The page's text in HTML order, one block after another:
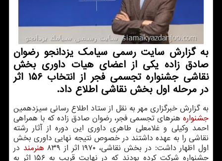
به گزارش سایت رسمی سیامک یزدانجو رضوان
صادق زاده یکی از اعضای هیات داوری بخش
نقاشی جشنواره تجسمی فجر از انتخاب ۱۵۶ اثر
در مرحله اول بخش نقاشی اطلاع داد.
به گزارش خبرگزاری‬ مهر‬ به نقل‬ از‬ ستاد اطلاع رسانی سیزدهمین
جشنواره هنرهای تجسمی فجر، رضوان صادق زاده که با همراهی
احمد وکیلی و غلامعلی طاهری داوری این دوره از آثار رشته
نقاشی را به عهده داشتند ‏در خصوص نتیجه نهایی داوری بخش
اول اظهار داشت: در بخش نقاشی، ۱۹۷۰ اثر از ۸۳۹
هنرمند در
‏جشنواره شرکت کرده بودند که در نهایت قریب به ۱۵۶ اثر به